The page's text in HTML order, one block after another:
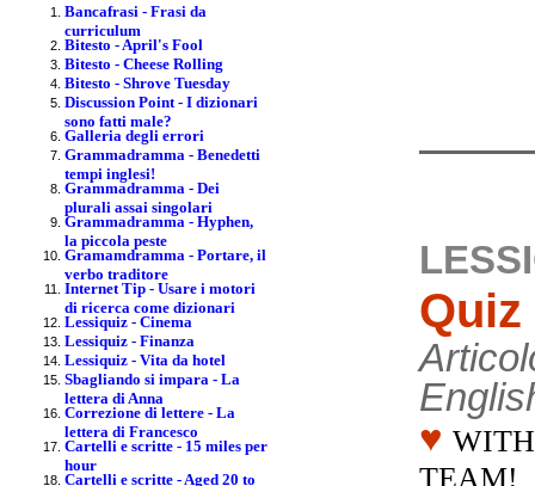
Bancafrasi - Frasi da
curriculum
Bitesto - April's Fool
Bitesto - Cheese Rolling
Bitesto - Shrove Tuesday
Discussion Point - I dizionari
sono fatti male?
Galleria degli errori
Grammadramma - Benedetti
tempi inglesi!
Grammadramma - Dei
plurali assai singolari
Grammadramma - Hyphen,
la piccola peste
Gramamdramma - Portare, il
verbo traditore
Internet Tip - Usare i motori
di ricerca come dizionari
Lessiquiz - Cinema
Lessiquiz - Finanza
Lessiquiz - Vita da hotel
Sbagliando si impara - La
lettera di Anna
Correzione di lettere - La
lettera di Francesco
Cartelli e scritte - 15 miles per
hour
Cartelli e scritte - Aged 20 to
♥
TEAM!